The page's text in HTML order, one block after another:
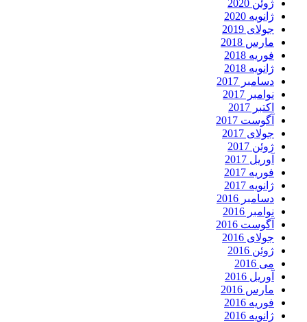
ژوئن 2020
ژانویه 2020
جولای 2019
مارس 2018
فوریه 2018
ژانویه 2018
دسامبر 2017
نوامبر 2017
اکتبر 2017
آگوست 2017
جولای 2017
ژوئن 2017
آوریل 2017
فوریه 2017
ژانویه 2017
دسامبر 2016
نوامبر 2016
آگوست 2016
جولای 2016
ژوئن 2016
می 2016
آوریل 2016
مارس 2016
فوریه 2016
ژانویه 2016